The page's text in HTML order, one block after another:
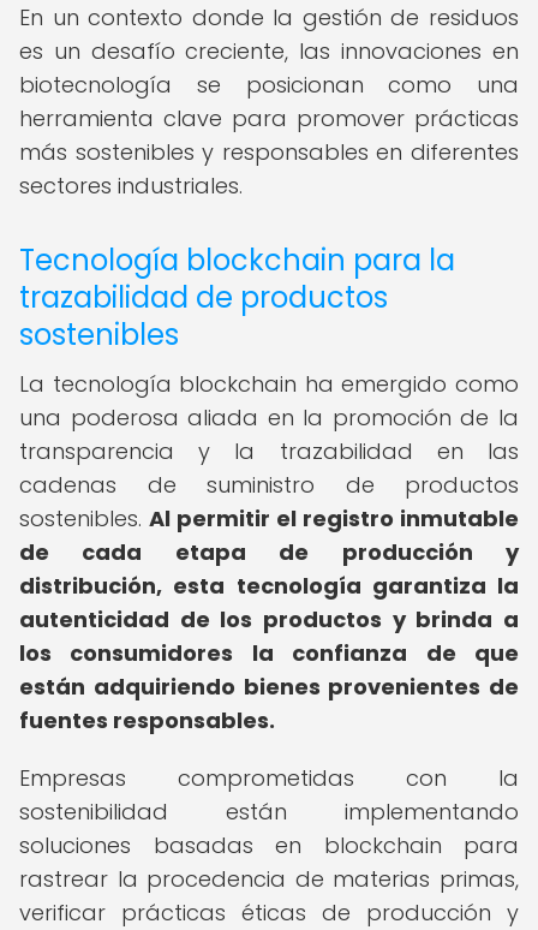
En un contexto donde la gestión de residuos
es un desafío creciente, las innovaciones en
biotecnología se posicionan como una
herramienta clave para promover prácticas
más sostenibles y responsables en diferentes
sectores industriales.
Tecnología blockchain para la
trazabilidad de productos
sostenibles
La tecnología blockchain ha emergido como
una poderosa aliada en la promoción de la
transparencia y la trazabilidad en las
cadenas de suministro de productos
sostenibles. Al permitir el registro inmutable
de cada etapa de producción y
distribución, esta tecnología garantiza la
autenticidad de los productos y brinda a
los consumidores la confianza de que
están adquiriendo bienes provenientes de
fuentes responsables.
Empresas comprometidas con la
sostenibilidad están implementando
soluciones basadas en blockchain para
rastrear la procedencia de materias primas,
verificar prácticas éticas de producción y